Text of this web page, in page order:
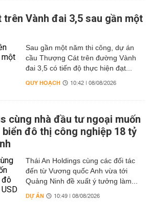
trên Vành đai 3,5 sau gần một
Sau gần một năm thi công, dự án
cầu Thượng Cát trên đường Vành
đai 3,5 có tiến độ thực hiện đạt...
QUY HOẠCH 10:42 | 08/08/2026
cùng nhà đầu tư ngoại muốn
đô thị công nghiệp 18 tỷ
Thái An Holdings cùng các đối tác
đến từ Vương quốc Anh vừa tới
Quảng Ninh đề xuất ý tưởng làm...
DỰ ÁN 10:49 | 08/08/2026